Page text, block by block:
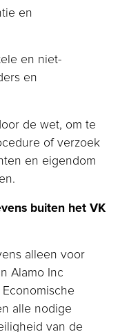
en
en niet-
en
de wet, om te
of verzoek
en eigendom
buiten het VK
alleen voor
Alamo Inc
alle nodige
van de